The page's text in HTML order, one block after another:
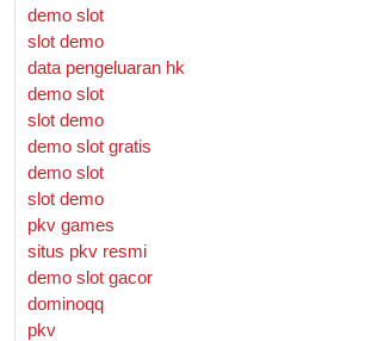
demo slot
slot demo
data pengeluaran hk
demo slot
slot demo
demo slot gratis
demo slot
slot demo
pkv games
situs pkv resmi
demo slot gacor
dominoqq
pkv